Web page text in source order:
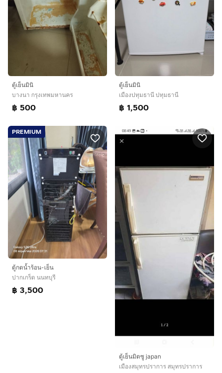
ตู้เย็นมินิ
บางนา กรุงเทพมหานคร
฿ 500
ตู้เย็นมินิ
เมืองปทุมธานี ปทุมธานี
฿ 1,500
PREMIUM
ตู้กดน้ำร้อน-เย็น
ปากเกร็ด นนทบุรี
฿ 3,500
ตู้เย็นมิตซู japan
เมืองสมุทรปราการ สมุทรปราการ